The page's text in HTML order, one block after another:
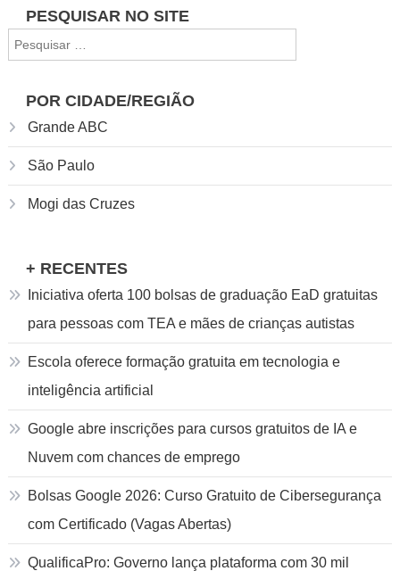
Navegação
de
Post
PESQUISAR NO SITE
por:
POR CIDADE/REGIÃO
Grande ABC
São Paulo
Mogi das Cruzes
+ RECENTES
Iniciativa oferta 100 bolsas de graduação EaD gratuitas
para pessoas com TEA e mães de crianças autistas
Escola oferece formação gratuita em tecnologia e
inteligência artificial
Google abre inscrições para cursos gratuitos de IA e
Nuvem com chances de emprego
Bolsas Google 2026: Curso Gratuito de Cibersegurança
com Certificado (Vagas Abertas)
QualificaPro: Governo lança plataforma com 30 mil